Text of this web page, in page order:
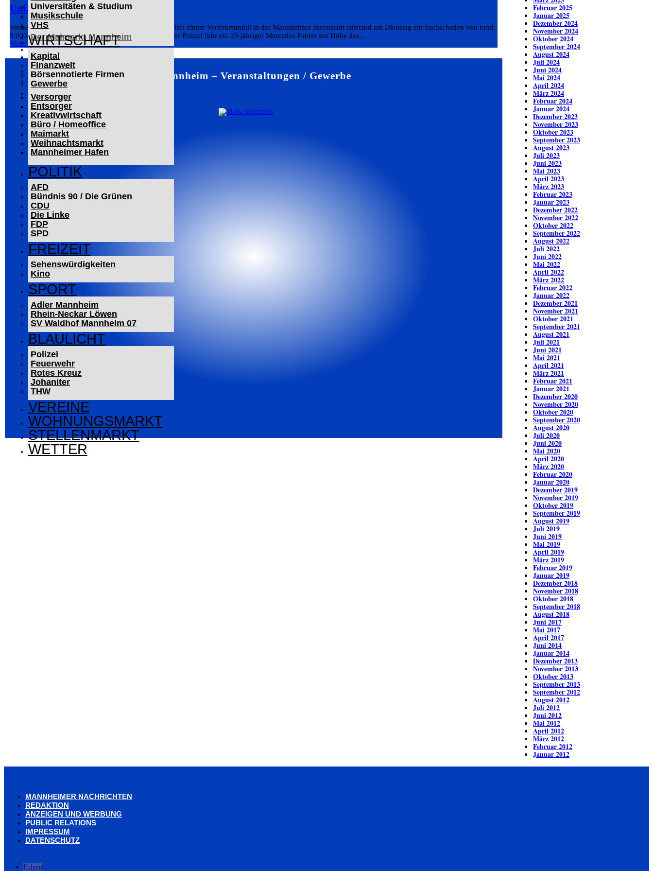
Universitäten & Studium
Musikschule
VHS
WIRTSCHAFT
Kapital
Finanzwelt
Börsennotierte Firmen
Gewerbe
Versorger
Entsorger
Kreativwirtschaft
Büro / Homeoffice
Maimarkt
Weihnachtsmarkt
Mannheimer Hafen
POLITIK
AFD
Bündnis 90 / Die Grünen
CDU
Die Linke
FDP
SPD
FREIZEIT
Sehenswürdigkeiten
Kino
SPORT
Adler Mannheim
Rhein-Neckar Löwen
SV Waldhof Mannheim 07
BLAULICHT
Polizei
Feuerwehr
Rotes Kreuz
Johaniter
THW
VEREINE
WOHNUNGSMARKT
STELLENMARKT
WETTER
Der Mannheimer Wasserturm
Das Technoseum Mannheim
Die Alte Feuerwache
Der Maimarkt Mannheim
LESERBRIEFE
ARCHIV
Das Neueste
Leitartikel
WERBUNG
Unfall auf Kreuzung
Vorfahrt missachtet: Unfall in Mannheimer Innenstadt Bei einem Verkehrsunfall in der Mannheimer Innenstadt entstand am Dienstag ein Sachschaden von rund
9.000 Euro. Verletzt wurde niemand. Nach Angaben der Polizei fuhr ein 29-jähriger Mercedes-Fahrer auf Höhe des...
Weiterlesen
Mannheim – Veranstaltungen / Gewerbe
Februar 2025
Januar 2025
Dezember 2024
November 2024
Oktober 2024
September 2024
August 2024
Juli 2024
Juni 2024
Mai 2024
April 2024
März 2024
Februar 2024
Januar 2024
Dezember 2023
November 2023
Oktober 2023
September 2023
August 2023
Juli 2023
Juni 2023
Mai 2023
April 2023
März 2023
Februar 2023
Januar 2023
Dezember 2022
November 2022
Oktober 2022
September 2022
August 2022
Juli 2022
Juni 2022
Mai 2022
April 2022
März 2022
Februar 2022
Januar 2022
Dezember 2021
November 2021
Oktober 2021
September 2021
August 2021
Juli 2021
Juni 2021
Mai 2021
April 2021
März 2021
Februar 2021
Januar 2021
Dezember 2020
November 2020
Oktober 2020
September 2020
August 2020
Juli 2020
Juni 2020
Mai 2020
April 2020
März 2020
Februar 2020
Januar 2020
Dezember 2019
November 2019
Oktober 2019
September 2019
August 2019
Juli 2019
Juni 2019
Mai 2019
April 2019
März 2019
Februar 2019
Januar 2019
Dezember 2018
November 2018
Oktober 2018
September 2018
August 2018
Juni 2017
Mai 2017
April 2017
Juni 2014
Januar 2014
Dezember 2013
November 2013
Oktober 2013
September 2013
September 2012
August 2012
Juli 2012
Juni 2012
Mai 2012
April 2012
März 2012
Februar 2012
Januar 2012
MANNHEIMER NACHRICHTEN
REDAKTION
ANZEIGEN UND WERBUNG
PUBLIC RELATIONS
IMPRESSUM
DATENSCHUTZ
Folgen